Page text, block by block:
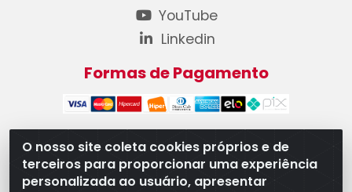
O nosso site coleta cookies próprios e de
terceiros para proporcionar uma experiência
personalizada ao usuário, apresentar
YouTube
Linkedin
Formas de Pagamento
WB Componentes Automotivos LTDA - CNPJ
08.528.393/0001-12 - Rua do Níquel, 667 - Parque